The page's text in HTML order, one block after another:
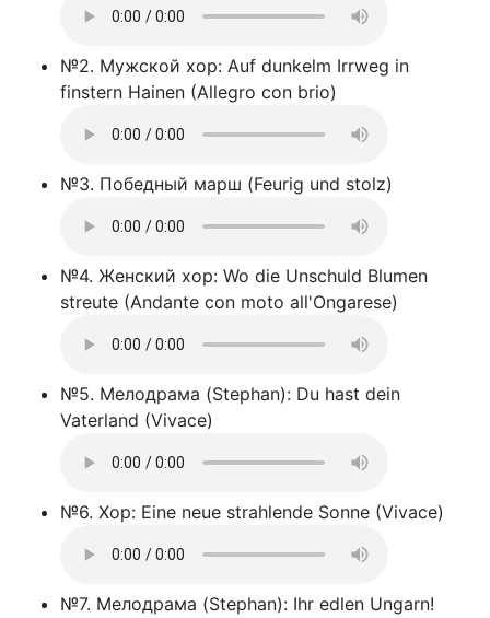
№2. Мужской хор: Auf dunkelm Irrweg in
finstern Hainen (Allegro con brio)
№3. Победный марш (Feurig und stolz)
№4. Женский хор: Wo die Unschuld Blumen
streute (Andante con moto all'Ongarese)
№5. Мелодрама (Stephan): Du hast dein
Vaterland (Vivace)
№6. Хор: Eine neue strahlende Sonne (Vivace)
№7. Мелодрама (Stephan): Ihr edlen Ungarn!